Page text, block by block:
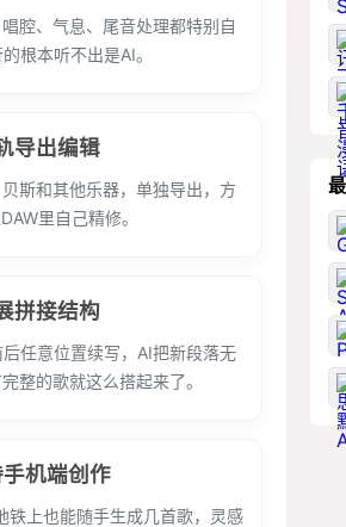
腔、气息、尾音处理都特别自
根本听不出是AI。
导出编辑
斯和其他乐器，单独导出，方
里自己精修。
拼接结构
任意位置续写，AI把新段落无
整的歌就这么搭起来了。
机端创作
铁上也能随手生成几首歌，灵感